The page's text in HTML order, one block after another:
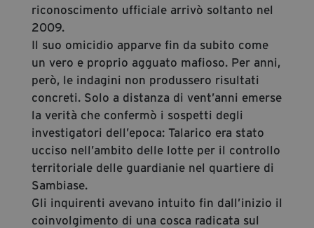
riconoscimento ufficiale arrivò soltanto nel
2009.
Il suo omicidio apparve fin da subito come
un vero e proprio agguato mafioso. Per anni,
però, le indagini non produssero risultati
concreti. Solo a distanza di vent’anni emerse
la verità che confermò i sospetti degli
investigatori dell’epoca: Talarico era stato
ucciso nell’ambito delle lotte per il controllo
territoriale delle guardianie nel quartiere di
Sambiase.
Gli inquirenti avevano intuito fin dall’inizio il
coinvolgimento di una cosca radicata sul